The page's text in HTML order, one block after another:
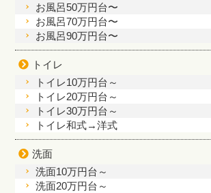
お風呂50万円台〜
お風呂70万円台〜
お風呂90万円台〜
トイレ
トイレ10万円台～
トイレ20万円台～
トイレ30万円台～
トイレ和式→洋式
洗面
洗面10万円台～
洗面20万円台～